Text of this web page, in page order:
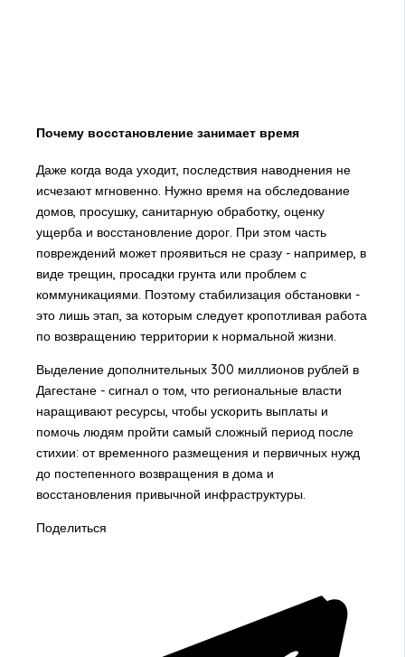
Почему восстановление занимает время
Даже когда вода уходит, последствия наводнения не
исчезают мгновенно. Нужно время на обследование
домов, просушку, санитарную обработку, оценку
ущерба и восстановление дорог. При этом часть
повреждений может проявиться не сразу - например, в
виде трещин, просадки грунта или проблем с
коммуникациями. Поэтому стабилизация обстановки -
это лишь этап, за которым следует кропотливая работа
по возвращению территории к нормальной жизни.
Выделение дополнительных 300 миллионов рублей в
Дагестане - сигнал о том, что региональные власти
наращивают ресурсы, чтобы ускорить выплаты и
помочь людям пройти самый сложный период после
стихии: от временного размещения и первичных нужд
до постепенного возвращения в дома и
восстановления привычной инфраструктуры.
Поделиться